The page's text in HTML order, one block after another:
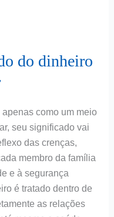
do dinheiro
como um meio
seu significado vai
das crenças,
membro da família
e à segurança
é tratado dentro de
as relações